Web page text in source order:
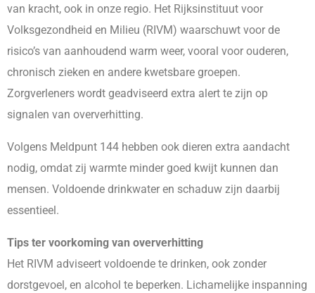
van kracht, ook in onze regio. Het Rijksinstituut voor
Volksgezondheid en Milieu (RIVM) waarschuwt voor de
risico’s van aanhoudend warm weer, vooral voor ouderen,
chronisch zieken en andere kwetsbare groepen.
Zorgverleners wordt geadviseerd extra alert te zijn op
signalen van oververhitting.
Volgens Meldpunt 144 hebben ook dieren extra aandacht
nodig, omdat zij warmte minder goed kwijt kunnen dan
mensen. Voldoende drinkwater en schaduw zijn daarbij
essentieel.
Tips ter voorkoming van oververhitting
Het RIVM adviseert voldoende te drinken, ook zonder
dorstgevoel, en alcohol te beperken. Lichamelijke inspanning